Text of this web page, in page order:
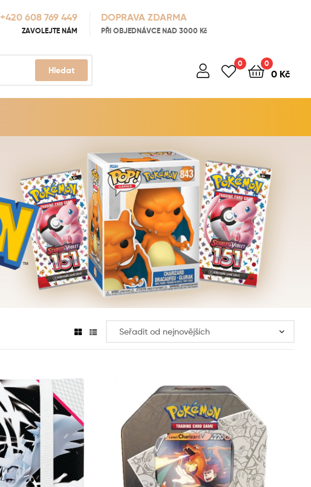
+420 608 769 449
ZAVOLEJTE NÁM
DOPRAVA ZDARMA
PŘI OBJEDNÁVCE NAD 3000 Kč
Hledat
0 0
0 Kč